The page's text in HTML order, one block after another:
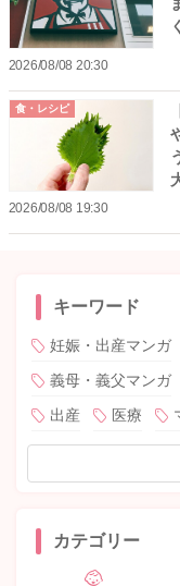
2026/08/08 20:30
食・レシピ
2026/08/08 19:30
キーワード
妊娠・出産マンガ
義母・義父マンガ
出産
医療
カテゴリー